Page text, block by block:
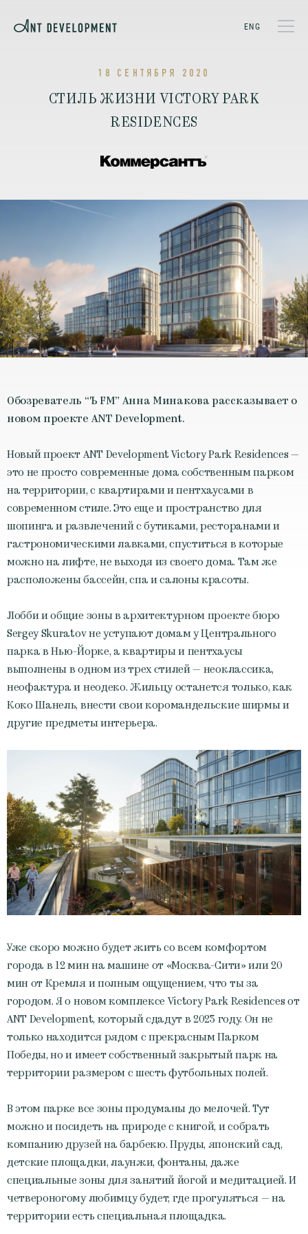
ENG
18 СЕНТЯБРЯ 2020
СТИЛЬ ЖИЗНИ VICTORY PARK
RESIDENCES
Обозреватель “Ъ FM” Анна Минакова рассказывает о
новом проекте ANT Development.
Новый проект ANT Development Victory Park Residences —
это не просто современные дома собственным парком
на территории, с квартирами и пентхаусами в
современном стиле. Это еще и пространство для
шопинга и развлечений c бутиками, ресторанами и
гастрономическими лавками, спуститься в которые
можно на лифте, не выходя из своего дома. Там же
расположены бассейн, спа и салоны красоты.
Лобби и общие зоны в архитектурном проекте бюро
Sergey Skuratov не уступают домам у Центрального
парка в Нью-Йорке, а квартиры и пентхаусы
выполнены в одном из трех стилей — неоклассика,
неофактура и неодеко. Жильцу останется только, как
Коко Шанель, внести свои коромандельские ширмы и
другие предметы интерьера.
Уже скоро можно будет жить со всем комфортом
города в 12 мин на машине от «Москва-Сити» или 20
мин от Кремля и полным ощущением, что ты за
городом. Я о новом комплексе Victory Park Residences от
ANT Development, который сдадут в 2023 году. Он не
только находится рядом с прекрасным Парком
Победы, но и имеет собственный закрытый парк на
территории размером с шесть футбольных полей.
В этом парке все зоны продуманы до мелочей. Тут
можно и посидеть на природе с книгой, и собрать
компанию друзей на барбекю. Пруды, японский сад,
детские площадки, лаунжи, фонтаны, даже
специальные зоны для занятий йогой и медитацией. И
четвероногому любимцу будет, где прогуляться — на
территории есть специальная площадка.